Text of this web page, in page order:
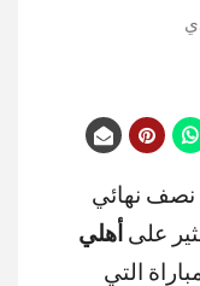
نصف نهائي
على أهلي
المباراة التي